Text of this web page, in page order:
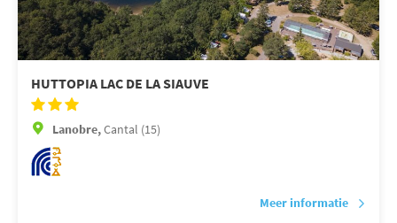
HUTTOPIA LAC DE LA SIAUVE
Lanobre,Cantal (15)
Meer informatie